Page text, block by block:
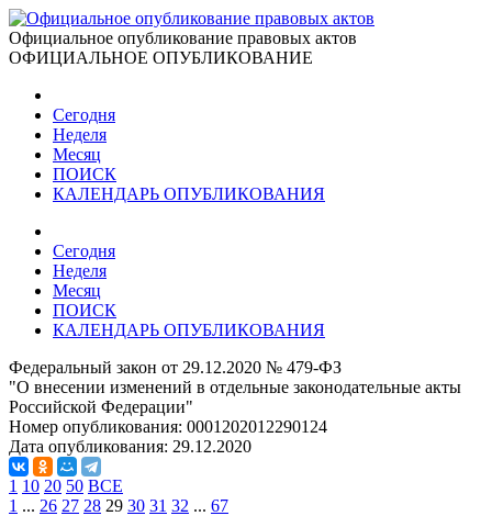
Официальное опубликование правовых актов
ОФИЦИАЛЬНОЕ ОПУБЛИКОВАНИЕ
Сегодня
Неделя
Месяц
ПОИСК
КАЛЕНДАРЬ ОПУБЛИКОВАНИЯ
Сегодня
Неделя
Месяц
ПОИСК
КАЛЕНДАРЬ ОПУБЛИКОВАНИЯ
Федеральный закон от 29.12.2020 № 479-ФЗ
"О внесении изменений в отдельные законодательные акты
Российской Федерации"
Номер опубликования: 0001202012290124
Дата опубликования: 29.12.2020
1 10 20 50 ВСЕ
1 ... 26 27 28 29 30 31 32 ... 67